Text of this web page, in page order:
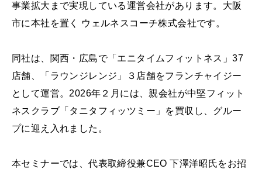
事業拡大まで実現している運営会社があります。大阪
市に本社を置く ウェルネスコーチ株式会社です。
同社は、関西・広島で「エニタイムフィットネス」37
店舗、「ラウンジレンジ」３店舗をフランチャイジー
として運営。2026年２月には、親会社が中堅フィット
ネスクラブ「タニタフィッツミー」を買収し、グルー
プに迎え入れました。
本セミナーでは、代表取締役兼CEO 下澤洋昭氏をお招